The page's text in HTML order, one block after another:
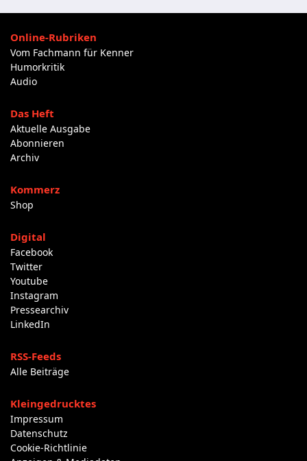
Online-Rubriken
Vom Fachmann für Kenner
Humorkritik
Audio
Das Heft
Aktuelle Ausgabe
Abonnieren
Archiv
Kommerz
Shop
Digital
Facebook
Twitter
Youtube
Instagram
Pressearchiv
LinkedIn
RSS-Feeds
Alle Beiträge
Kleingedrucktes
Impressum
Datenschutz
Cookie-Richtlinie